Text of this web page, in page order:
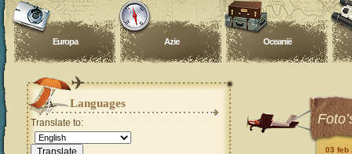
Europa Azie Oceanië
03 feb
Languages
Translate to: